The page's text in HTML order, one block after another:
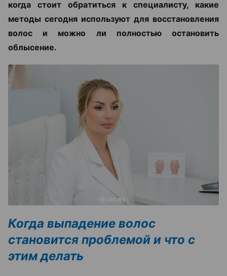
когда стоит обратиться к специалисту, какие
методы сегодня используют для восстановления
волос и можно ли полностью остановить
облысение.
Когда выпадение волос
становится проблемой и что с
этим делать